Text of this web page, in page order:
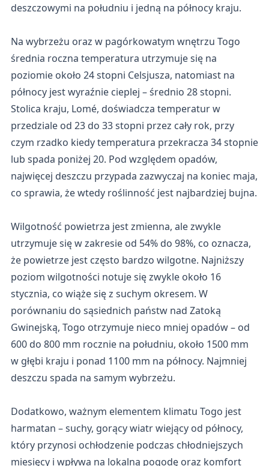
deszczowymi na południu i jedną na północy kraju.
Na wybrzeżu oraz w pagórkowatym wnętrzu Togo
średnia roczna temperatura utrzymuje się na
poziomie około 24 stopni Celsjusza, natomiast na
północy jest wyraźnie cieplej – średnio 28 stopni.
Stolica kraju, Lomé, doświadcza temperatur w
przedziale od 23 do 33 stopni przez cały rok, przy
czym rzadko kiedy temperatura przekracza 34 stopnie
lub spada poniżej 20. Pod względem opadów,
najwięcej deszczu przypada zazwyczaj na koniec maja,
co sprawia, że wtedy roślinność jest najbardziej bujna.
Wilgotność powietrza jest zmienna, ale zwykle
utrzymuje się w zakresie od 54% do 98%, co oznacza,
że powietrze jest często bardzo wilgotne. Najniższy
poziom wilgotności notuje się zwykle około 16
stycznia, co wiąże się z suchym okresem. W
porównaniu do sąsiednich państw nad Zatoką
Gwinejską, Togo otrzymuje nieco mniej opadów – od
600 do 800 mm rocznie na południu, około 1500 mm
w głębi kraju i ponad 1100 mm na północy. Najmniej
deszczu spada na samym wybrzeżu.
Dodatkowo, ważnym elementem klimatu Togo jest
harmatan – suchy, gorący wiatr wiejący od północy,
który przynosi ochłodzenie podczas chłodniejszych
miesięcy i wpływa na lokalną pogodę oraz komfort